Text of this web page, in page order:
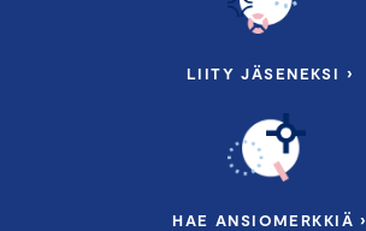
LIITY JÄSENEKSI ›
HAE ANSIOMERKKIÄ ›